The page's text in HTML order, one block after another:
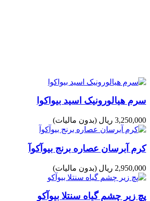
سرم هیالورونیک اسید بیواکوا
3,250,000 ریال (بدون مالیات)
کرم آبرسان عصاره برنج بیوآکوآ
2,950,000 ریال (بدون مالیات)
پچ زیر چشم گیاه سنتلا بیوآکو